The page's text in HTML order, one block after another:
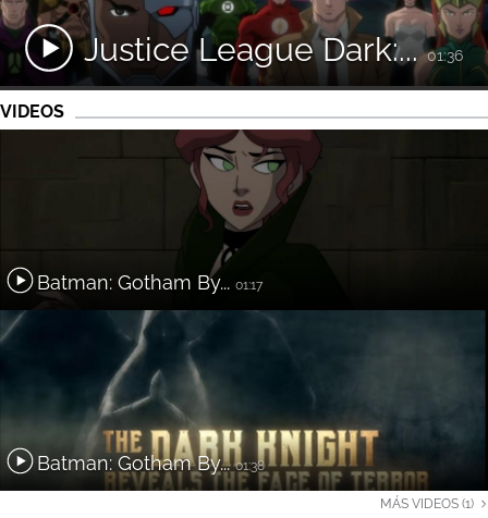
Justice League Dark:...01:36
VIDEOS
Batman: Gotham By... 01:17
Batman: Gotham By...01:38
MÁS VIDEOS (1)